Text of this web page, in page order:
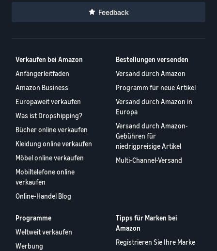
Feedback
Verkaufen bei Amazon
Anfängerleitfaden
Amazon Business
Europaweit verkaufen
Was ist Dropshipping?
Bücher online verkaufen
Kleidung online verkaufen
Möbel online verkaufen
Mobiltelefone online
verkaufen
Online-Handel Blog
Bestellungen versenden
Versand durch Amazon
Programm für neue Artikel
Versand durch Amazon in
Europa
Versand durch Amazon-
Gebühren für
niedrigpreisige Artikel
Multi-Channel-Versand
Programme
Weltweit verkaufen
Werbung
Tipps für Marken bei
Amazon
Registrieren Sie Ihre Marke